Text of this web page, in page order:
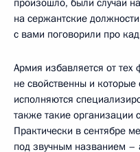
на сержантские
с вами поговорили про
Армия избавляется от
не свойственны и
исполняются
также такие организации
Практически в сентябре
под звучным названием –